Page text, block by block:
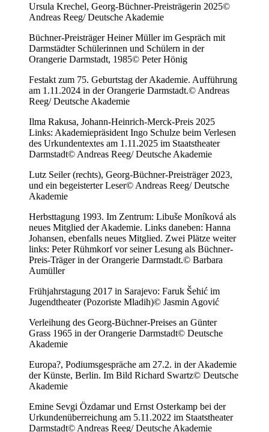
Ursula Krechel, Georg-Büchner-Preisträgerin 2025©
Andreas Reeg/ Deutsche Akademie
Büchner-Preisträger Heiner Müller im Gespräch mit
Darmstädter Schülerinnen und Schülern in der
Orangerie Darmstadt, 1985© Peter Hönig
Festakt zum 75. Geburtstag der Akademie. Aufführung
am 1.11.2024 in der Orangerie Darmstadt.© Andreas
Reeg/ Deutsche Akademie
Ilma Rakusa, Johann-Heinrich-Merck-Preis 2025
Links: Akademiepräsident Ingo Schulze beim Verlesen
des Urkundentextes am 1.11.2025 im Staatstheater
Darmstadt© Andreas Reeg/ Deutsche Akademie
Lutz Seiler (rechts), Georg-Büchner-Preisträger 2023,
und ein begeisterter Leser© Andreas Reeg/ Deutsche
Akademie
Herbsttagung 1993. Im Zentrum: Libuše Moníková als
neues Mitglied der Akademie. Links daneben: Hanna
Johansen, ebenfalls neues Mitglied. Zwei Plätze weiter
links: Peter Rühmkorf vor seiner Lesung als Büchner-
Preis-Träger in der Orangerie Darmstadt.© Barbara
Aumüller
Frühjahrstagung 2017 in Sarajevo: Faruk Šehić im
Jugendtheater (Pozoriste Mladih)© Jasmin Agović
Verleihung des Georg-Büchner-Preises an Günter
Grass 1965 in der Orangerie Darmstadt© Deutsche
Akademie
Europa?, Podiumsgespräche am 27.2. in der Akademie
der Künste, Berlin. Im Bild Richard Swartz© Deutsche
Akademie
Emine Sevgi Özdamar und Ernst Osterkamp bei der
Urkundenüberreichung am 5.11.2022 im Staatstheater
Darmstadt© Andreas Reeg/ Deutsche Akademie